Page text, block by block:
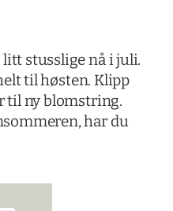
litt stusslige nå i juli.
til høsten. Klipp
til ny blomstring.
har du